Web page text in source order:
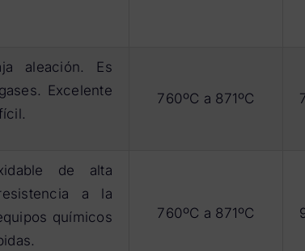
aleación. Es
Excelente
760ºC a 871ºC
de alta
a la
químicos
760ºC a 871ºC